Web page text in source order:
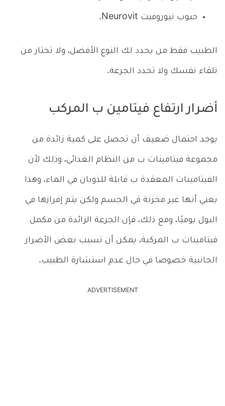
حبوب نيوروفيت Neurovit.
الطبيب فقط من يحدد لك النوع الأفضل، ولا تختار من
تلقاء نفسك ولا تحدد الجرعة.
أضرار ارتفاع فيتامين ب المركب
يوجد احتمال ضعيف أن تحصل على كمية زائدة من
مجموعة فيتامينات ب من النظام الغذائي، وذلك لأن
الفيتامينات المعقدة ب قابلة للذوبان في الماء، وهذا
يعني أنها غير مخزنة في الجسم ولكن يتم إفرازها في
البول يوميًا، ومع ذلك، فإن الجرعة الزائدة من مكمل
فيتامينات ب المركبة، يمكن أن تسبب بعض الأضرار
الجانبية خصوصا في حال عدم استشارة الطبيب.
ADVERTISEMENT